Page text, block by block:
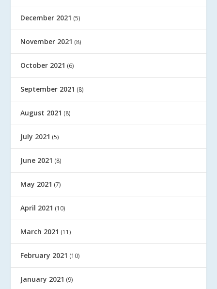
December 2021 (5)
November 2021 (8)
October 2021 (6)
September 2021 (8)
August 2021 (8)
July 2021 (5)
June 2021 (8)
May 2021 (7)
April 2021 (10)
March 2021 (11)
February 2021 (10)
January 2021 (9)